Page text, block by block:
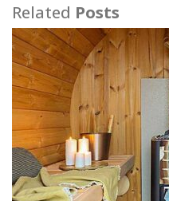
Related Posts